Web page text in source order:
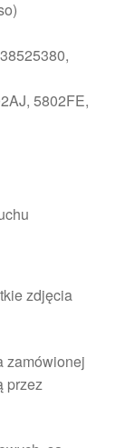
5802FE,
zdjęcia
zamówionej
przez